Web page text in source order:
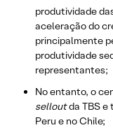
produtividade
aceleração do
principalmente
produtividade
representantes;
No entanto, o
selloutda TBS e
Peru e no Chile;